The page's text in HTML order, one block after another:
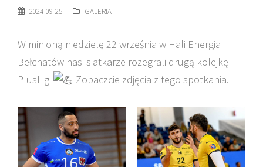
2024-09-25 GALERIA
W minioną niedzielę 22 września w Hali Energia
Bełchatów nasi siatkarze rozegrali drugą kolejkę
PlusLigi
Zobaczcie zdjęcia z tego spotkania.